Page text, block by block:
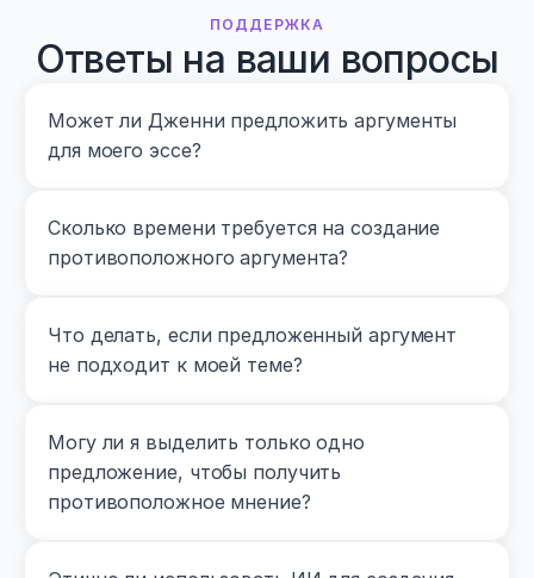
ПОДДЕРЖКА
Ответы на ваши вопросы
Может ли Дженни предложить аргументы
для моего эссе?
Сколько времени требуется на создание
противоположного аргумента?
Что делать, если предложенный аргумент
не подходит к моей теме?
Могу ли я выделить только одно
предложение, чтобы получить
противоположное мнение?